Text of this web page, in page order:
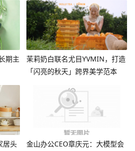
期主
茉莉奶白联名尤目YVMIN，打造
「闪亮的秋天」跨界美学范本
居头 金山办公CEO章庆元：大模型会